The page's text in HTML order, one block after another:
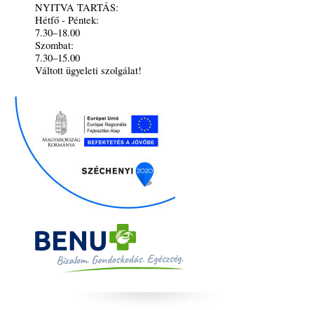
NYITVA TARTÁS:
Hétfő - Péntek:
7.30–18.00
Szombat:
7.30–15.00
Váltott ügyeleti szolgálat!